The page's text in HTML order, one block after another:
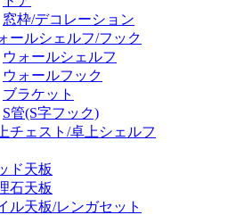
窓枠/デコレーション
ールシェルフ/フック
ウォールシェルフ
ウォールフック
ブラケット
S管(S字フック)
チェスト/卓上シェルフ
ド天板
石天板
ル天板/レンガセット